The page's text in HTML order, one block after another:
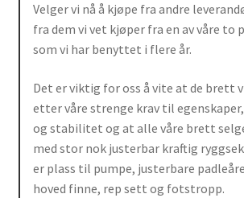
Velger vi nå å kjøpe fra andre
fra dem vi vet kjøper fra en av våre to
som vi har benyttet i flere år.
Det er viktig for oss å vite at de brett
etter våre strenge krav til
og stabilitet og at alle våre brett
med stor nok justerbar kraftig
er plass til pumpe, justerbare
hoved finne, rep sett og fotstropp.